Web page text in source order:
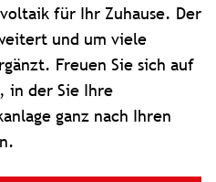
für Ihr Zuhause. Der
und um viele
Freuen Sie sich auf
in der Sie Ihre
ganz nach Ihren